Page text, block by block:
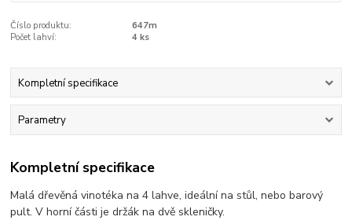
Číslo produktu:
647m
Počet lahví:
4 ks
Kompletní specifikace
Parametry
Kompletní specifikace
Malá dřevěná vinotéka na 4 lahve, ideální na stůl, nebo barový
pult. V horní části je držák na dvě skleničky.